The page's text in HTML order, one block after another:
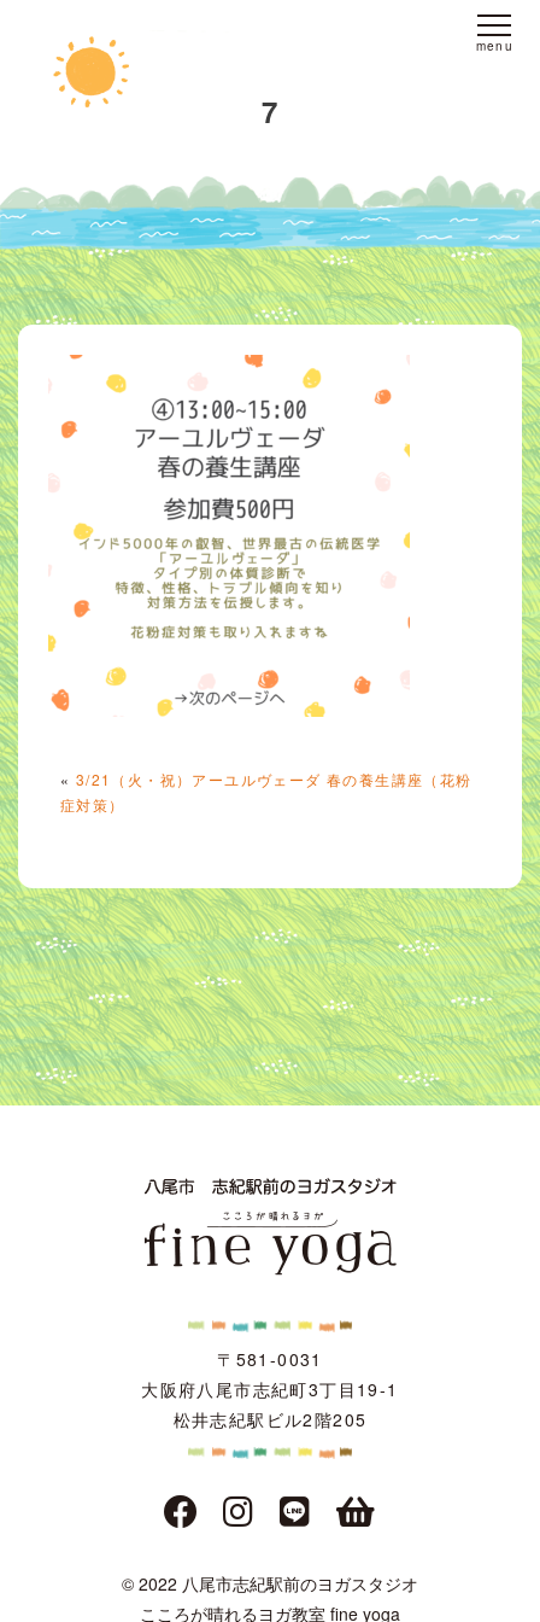
ホーム
スタジオへのアクセス
レッスンについて
スタジオレッスン
オンラインレッスン
インストラクター
派遣
ブログ
お客様の声
7
« 3/21（火・祝）アーユルヴェーダ 春の養生講座（花粉
症対策）
〒581-0031
大阪府八尾市志紀町3丁目19-1
松井志紀駅ビル2階205
© 2022 八尾市志紀駅前のヨガスタジオ
こころが晴れるヨガ教室 fine yoga